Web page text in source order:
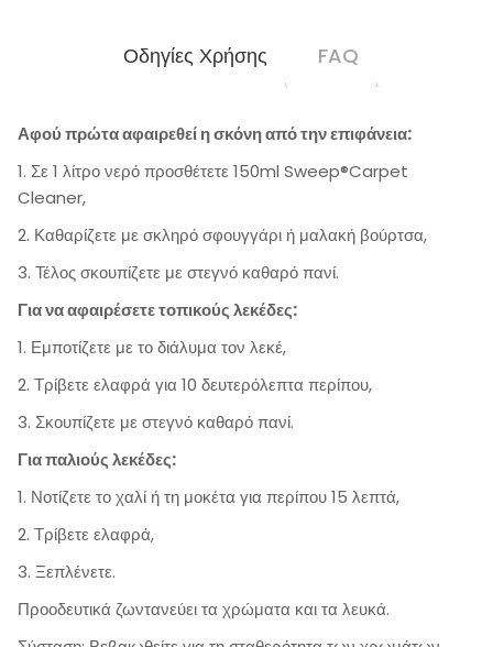
Οδηγίες Χρήσης FAQ
Αφού πρώτα αφαιρεθεί η σκόνη από την επιφάνεια:
1. Σε 1 λίτρο νερό προσθέτετε 150ml Sweep®Carpet
Cleaner,
2. Καθαρίζετε με σκληρό σφουγγάρι ή μαλακή βούρτσα,
3. Τέλος σκουπίζετε με στεγνό καθαρό πανί.
Για να αφαιρέσετε τοπικούς λεκέδες:
1. Εμποτίζετε με το διάλυμα τον λεκέ,
2. Τρίβετε ελαφρά για 10 δευτερόλεπτα περίπου,
3. Σκουπίζετε με στεγνό καθαρό πανί.
Για παλιούς λεκέδες:
1. Νοτίζετε το χαλί ή τη μοκέτα για περίπου 15 λεπτά,
2. Τρίβετε ελαφρά,
3. Ξεπλένετε.
Προοδευτικά ζωντανεύει τα χρώματα και τα λευκά.